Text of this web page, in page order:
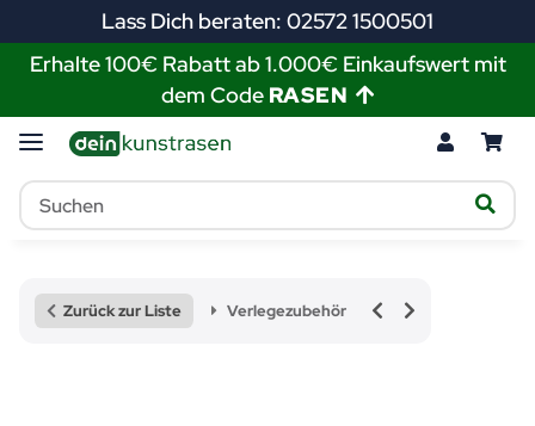
Lass Dich beraten: 02572 1500501
Erhalte 100€ Rabatt ab 1.000€ Einkaufswert mit
dem Code RASEN
Zurück zur Liste Verlegezubehör